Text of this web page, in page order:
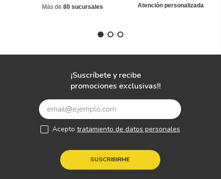
Más de 80 sucursales Atención personalizada
¡Suscríbete y recibe
promociones exclusivas!!
SUSCRIBIRME
Acepto tratamiento de datos personales